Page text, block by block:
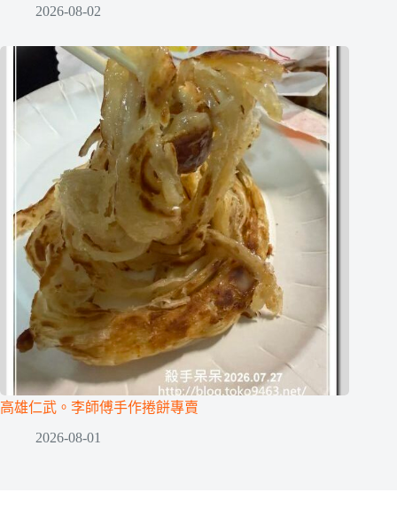
2026-08-02
高雄仁武。李師傅手作捲餅專賣
2026-08-01